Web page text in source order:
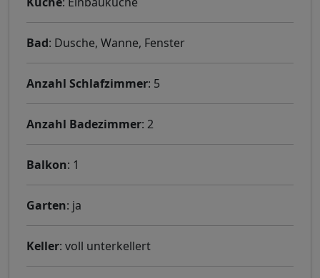
Bad: Dusche, Wanne, Fenster
Anzahl Schlafzimmer: 5
Anzahl Badezimmer: 2
Balkon: 1
Garten: ja
Keller: voll unterkellert